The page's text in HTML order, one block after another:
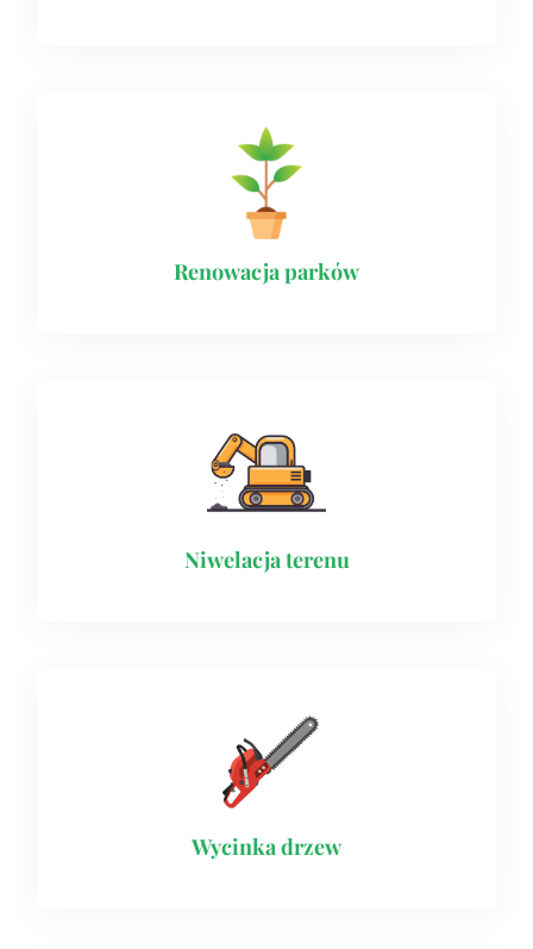
Renowacja parków
Niwelacja terenu
Wycinka drzew